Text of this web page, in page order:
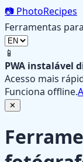
📷 PhotoRecipes
Ferramentas
📱
PWA instalável
Acesso mais
Funciona offline.
✕